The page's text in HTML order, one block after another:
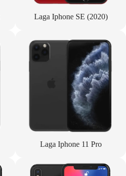
Laga Iphone SE (2020)
Laga Iphone 11 Pro